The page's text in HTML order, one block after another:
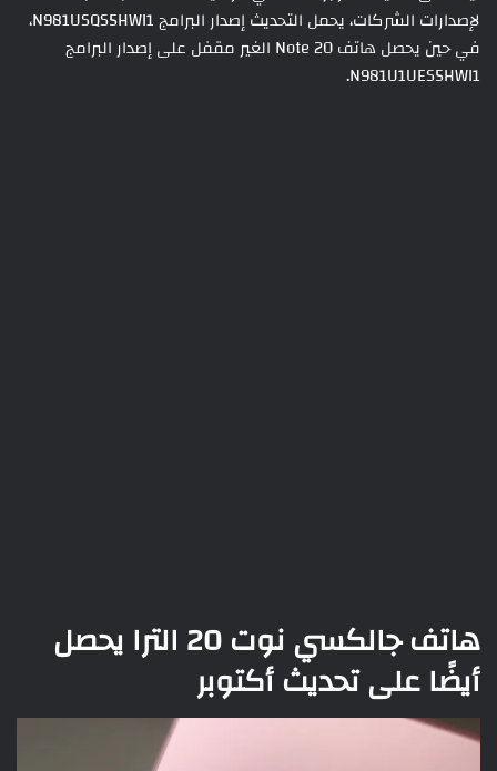
لإصدارات الشركات، يحمل التحديث إصدار البرامج N981USQS5HWI1،
في حين يحصل هاتف Note 20 الغير مقفل على إصدار البرامج
N981U1UES5HWI1.
هاتف جالكسي نوت 20 الترا يحصل
أيضًا على تحديث أكتوبر